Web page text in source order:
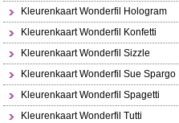
Kleurenkaart Wonderfil Hologram
Kleurenkaart Wonderfil Konfetti
Kleurenkaart Wonderfil Sizzle
Kleurenkaart Wonderfil Sue
Kleurenkaart Wonderfil Spagetti
Kleurenkaart Wonderfil Tutti